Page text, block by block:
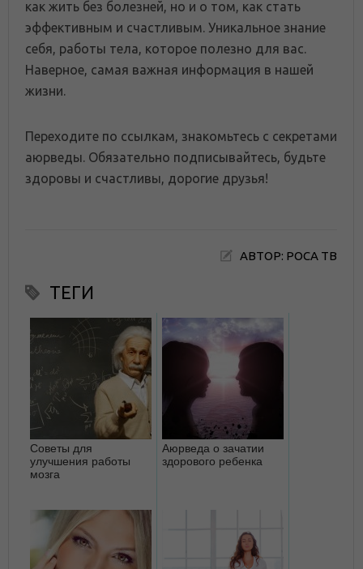
как жить без болезней, но и о том, как стать
эффективным и счастливым. Уникальное знание
себя, работы тела, которое полезно для вас.
Наверное, самая важная информация в нашей
жизни.
Переходите по ссылкам, знакомьтесь с секретами
аюрведы. Обязательно подписывайтесь, будьте
здоровы и счастливы, дорогие друзья!
АВТОР: РОСА ТВ
ТЕГИ
Советы для
улучшения работы
мозга
Аюрведа о зачатии
здорового ребенка